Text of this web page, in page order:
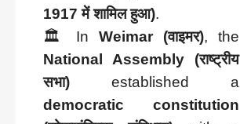
1917 में शामिल हुआ).
🏛️ In Weimar (वाइमर), the
National Assembly (राष्ट्रीय
सभा) established a
democratic constitution